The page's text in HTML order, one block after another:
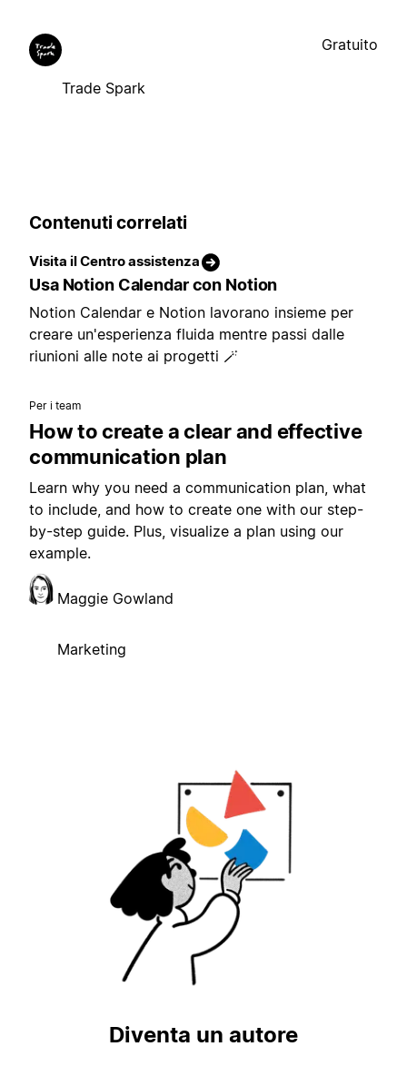
Trade Spark
Gratuito
Contenuti correlati
Visita il Centro assistenza
Usa Notion Calendar con Notion
Notion Calendar e Notion lavorano insieme per
creare un'esperienza fluida mentre passi dalle
riunioni alle note ai progetti 🪄
Per i team
How to create a clear and effective
communication plan
Learn why you need a communication plan, what
to include, and how to create one with our step-
by-step guide. Plus, visualize a plan using our
example.
Maggie Gowland
Marketing
Diventa un autore